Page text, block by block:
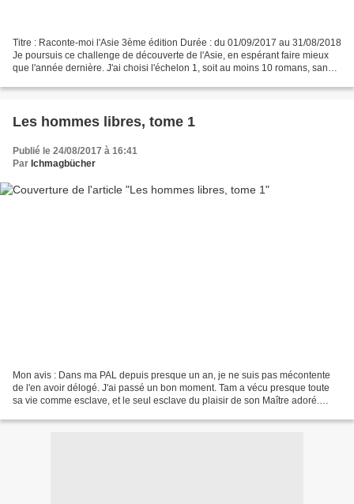
Titre : Raconte-moi l'Asie 3ème édition Durée : du 01/09/2017 au 31/08/2018
Je poursuis ce challenge de découverte de l'Asie, en espérant faire mieux
que l'année dernière. J'ai choisi l'échelon 1, soit au moins 10 romans, sans
Les hommes libres, tome 1
Publié le 24/08/2017 à 16:41
Par Ichmagbücher
Mon avis : Dans ma PAL depuis presque un an, je ne suis pas mécontente
de l'en avoir délogé. J'ai passé un bon moment. Tam a vécu presque toute
sa vie comme esclave, et le seul esclave du plaisir de son Maître adoré.